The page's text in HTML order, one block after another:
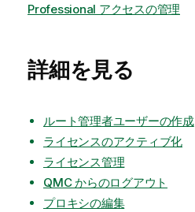
Professional アクセスの管理
詳細を見る
ルート管理者ユーザーの作成
ライセンスのアクティブ化
ライセンス管理
QMC からのログアウト
プロキシの編集